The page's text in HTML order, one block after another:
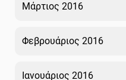
Μάρτιος 2016
Φεβρουάριος 2016
Ιανουάριος 2016